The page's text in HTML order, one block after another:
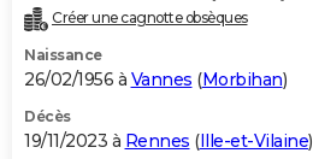
Créer une cagnotte obsèques
Naissance
26/02/1956 à Vannes (Morbihan)
Décès
19/11/2023 à Rennes (Ille-et-Vilaine)